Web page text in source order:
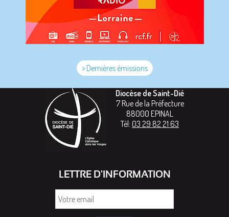
> Dernières émissions
Diocèse de Saint-Dié
7 Rue de la Préfecture
88000 EPINAL
Tél: 03 29 82 21 63
LETTRE D'INFORMATION